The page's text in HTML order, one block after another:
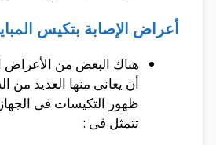
أعراض الإصابة بتكيس
هناك البعض من الأعراض
أن يعانى منها العديد من
ظهور التكيسات فى
تتمثل فى :